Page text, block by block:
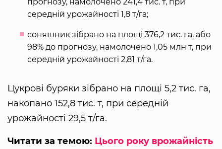
середній урожайності 1,8 т/га;
соняшник зібрано на площі 376,2 тис. га, або
98% до прогнозу, намолочено 1,05 млн т, при
середній урожайності 2,81 т/га.
Цукрові буряки зібрано на площі 5,2 тис. га,
накопано 152,8 тис. т, при середній
урожайності 29,5 т/га.
Читати за темою: Цього року врожайність